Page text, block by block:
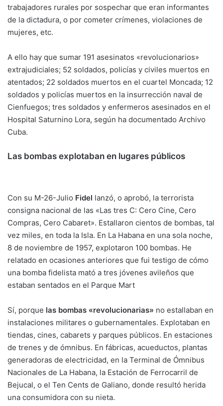
trabajadores rurales por sospechar que eran informantes
de la dictadura, o por cometer crímenes, violaciones de
mujeres, etc.
A ello hay que sumar 191 asesinatos «revolucionarios»
extrajudiciales; 52 soldados, policías y civiles muertos en
atentados; 22 soldados muertos en el cuartel Moncada; 12
soldados y policías muertos en la insurrección naval de
Cienfuegos; tres soldados y enfermeros asesinados en el
Hospital Saturnino Lora, según ha documentado Archivo
Cuba.
Las bombas explotaban en lugares públicos
Con su M-26-Julio Fidel lanzó, o aprobó, la terrorista
consigna nacional de las «Las tres C: Cero Cine, Cero
Compras, Cero Cabaret». Estallaron cientos de bombas, tal
vez miles, en toda la Isla. En La Habana en una sola noche,
8 de noviembre de 1957, explotaron 100 bombas. He
relatado en ocasiones anteriores que fui testigo de cómo
una bomba fidelista mató a tres jóvenes avileños que
estaban sentados en el Parque Mart
Sí, porque las bombas «revolucionarias» no estallaban en
instalaciones militares o gubernamentales. Explotaban en
tiendas, cines, cabarets y parques públicos. En estaciones
de trenes y de ómnibus. En fábricas, acueductos, plantas
generadoras de electricidad, en la Terminal de Ómnibus
Nacionales de La Habana, la Estación de Ferrocarril de
Bejucal, o el Ten Cents de Galiano, donde resultó herida
una consumidora con su nieta.